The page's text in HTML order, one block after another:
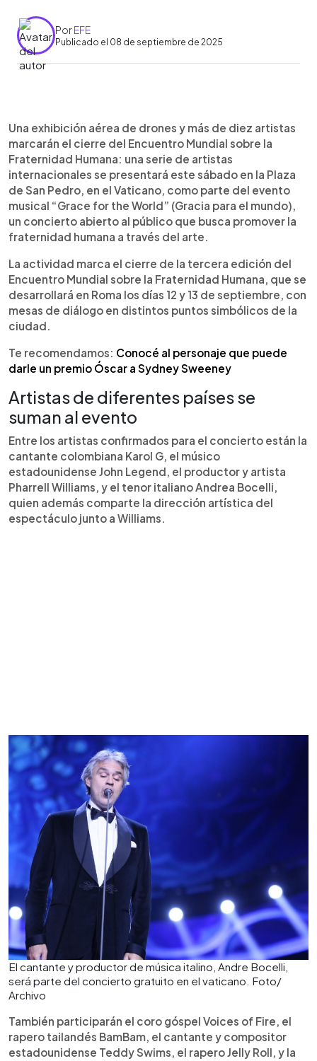
PorEFE
Publicado el 08 de septiembre de 2025
► Escuchar artículo
Karol G se presentará este sábado en un
concierto gratuito en la Plaza de San Pedro, en el
Vaticano, como parte del evento “Grace for the
World”. El show incluirá una exhibición de 3,500
drones y la participación de artistas
internacionales. Forma parte del cierre del
Encuentro Mundial sobre la Fraternidad Humana,
una iniciativa que reúne mesas de diálogo sobre
arte, deporte, medioambiente e inteligencia
artificial. El concierto será dirigido artísticamente
por Andrea Bocelli y Pharrell Williams, y se
transmitirá en vivo para todo el mundo.
Una exhibición aérea de drones y más de diez artistas
marcarán el cierre del Encuentro Mundial sobre la
Fraternidad Humana: una serie de artistas
internacionales se presentará este sábado en la Plaza
de San Pedro, en el Vaticano, como parte del evento
musical “Grace for the World” (Gracia para el mundo),
un concierto abierto al público que busca promover la
fraternidad humana a través del arte.
La actividad marca el cierre de la tercera edición del
Encuentro Mundial sobre la Fraternidad Humana, que se
desarrollará en Roma los días 12 y 13 de septiembre, con
mesas de diálogo en distintos puntos simbólicos de la
ciudad.
Te recomendamos: Conocé al personaje que puede
darle un premio Óscar a Sydney Sweeney
Artistas de diferentes países se
suman al evento
Entre los artistas confirmados para el concierto están la
cantante colombiana Karol G, el músico
estadounidense John Legend, el productor y artista
Pharrell Williams, y el tenor italiano Andrea Bocelli,
quien además comparte la dirección artística del
espectáculo junto a Williams.
El cantante y productor de música italino, Andre Bocelli,
será parte del concierto gratuito en el vaticano. Foto/
Archivo
También participarán el coro góspel Voices of Fire, el
rapero tailandés BamBam, el cantante y compositor
estadounidense Teddy Swims, el rapero Jelly Roll, y la